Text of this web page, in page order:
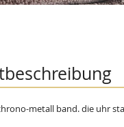
metall band. die uhr